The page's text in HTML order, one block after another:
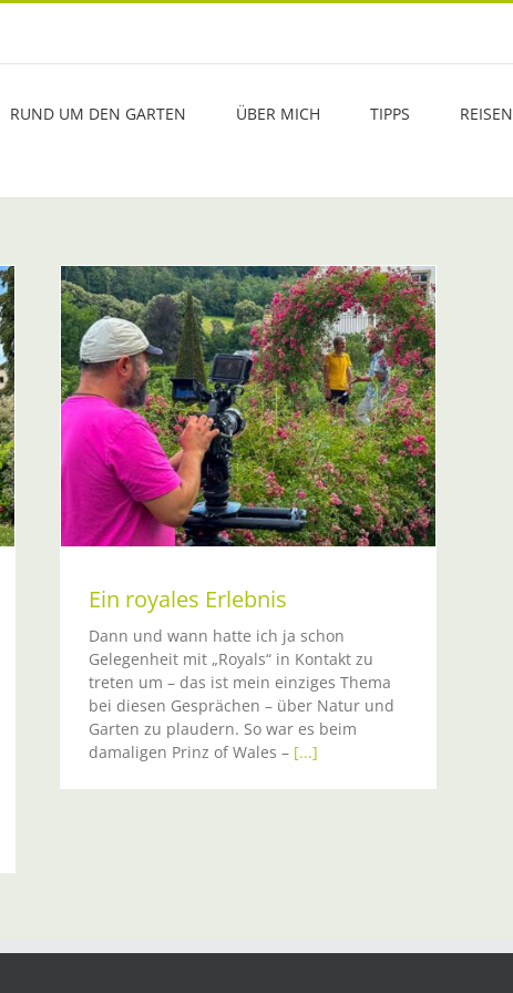
RUND UM DEN GARTEN ÜBER MICH TIPPS REISEN
Ein royales Erlebnis
Dann und wann hatte ich ja schon
Gelegenheit mit „Royals“ in Kontakt zu
treten um – das ist mein einziges Thema
bei diesen Gesprächen – über Natur und
Garten zu plaudern. So war es beim
damaligen Prinz of Wales – [...]